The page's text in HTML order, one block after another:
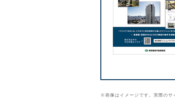
※画像はイメージです。実際のサ